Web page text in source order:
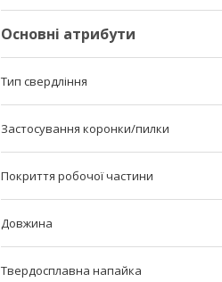
Основні атрибути
Тип свердління
Застосування коронки/пилки
Покриття робочої частини
Довжина
Твердосплавна напайка